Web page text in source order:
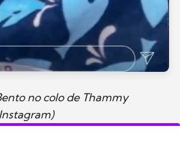
no colo de Thammy